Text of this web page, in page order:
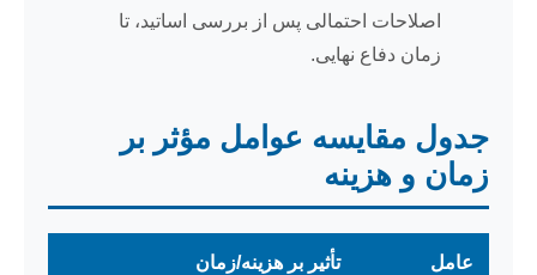
اصلاحات احتمالی پس از بررسی اساتید، تا
زمان دفاع نهایی.
جدول مقایسه عوامل مؤثر بر
زمان و هزینه
عامل تأثیر بر هزینه/زمان